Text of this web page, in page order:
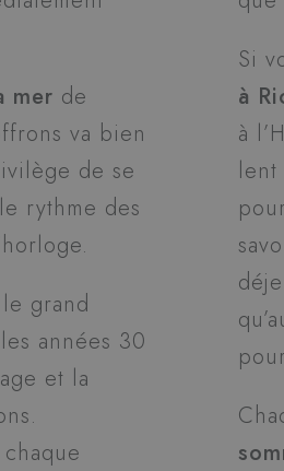
mer de
va bien
de se
rythme des
grand
années 30
et la
Si
à
à